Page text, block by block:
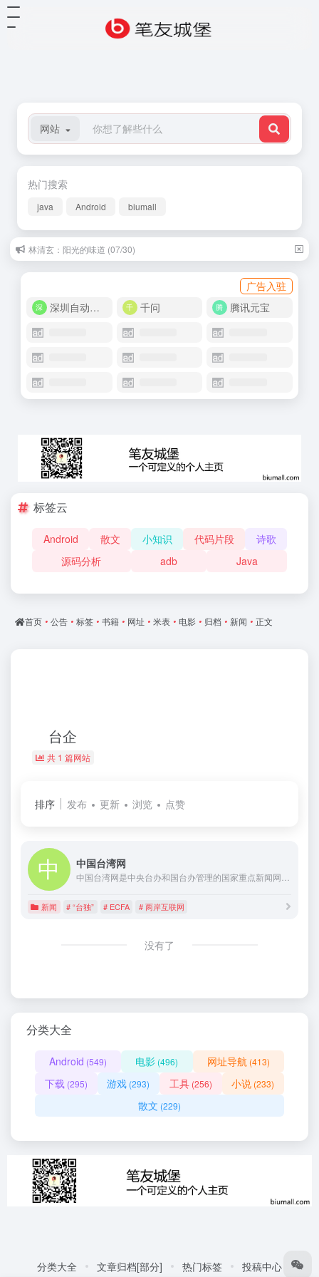
网站
热门搜索
java Android biumall
林清玄：阳光的味道 (07/30)
广告入驻
深圳自动化商城
千问 腾讯元宝
标签云
Android 散文 小知识 代码片段
诗歌
源码分析
adb Java
首页 • 公告 • 标签 • 书籍 • 网址 • 米表 • 电影 • 归档 • 新闻 • 正文
台企
共 1 篇网站
排序 发布 更新 浏览 点赞
中国台湾网
新闻 # “台独” # ECFA # 两岸互联网
没有了
分类大全
Android (549) 电影 (496) 网址导航 (413)
下载 (295) 游戏 (293) 工具(256) 小说 (233)
散文 (229)
分类大全 文章归档[部分] 热门标签 投稿中心